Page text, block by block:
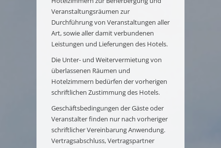
Veranstaltungsräumen zur
Durchführung von Veranstaltungen aller
Art, sowie aller damit verbundenen
Leistungen und Lieferungen des Hotels.
Die Unter- und Weitervermietung von
überlassenen Räumen und
Hotelzimmern bedürfen der vorherigen
schriftlichen Zustimmung des Hotels.
Geschäftsbedingungen der Gäste oder
Veranstalter finden nur nach vorheriger
schriftlicher Vereinbarung Anwendung.
Vertragsabschluss, Vertragspartner